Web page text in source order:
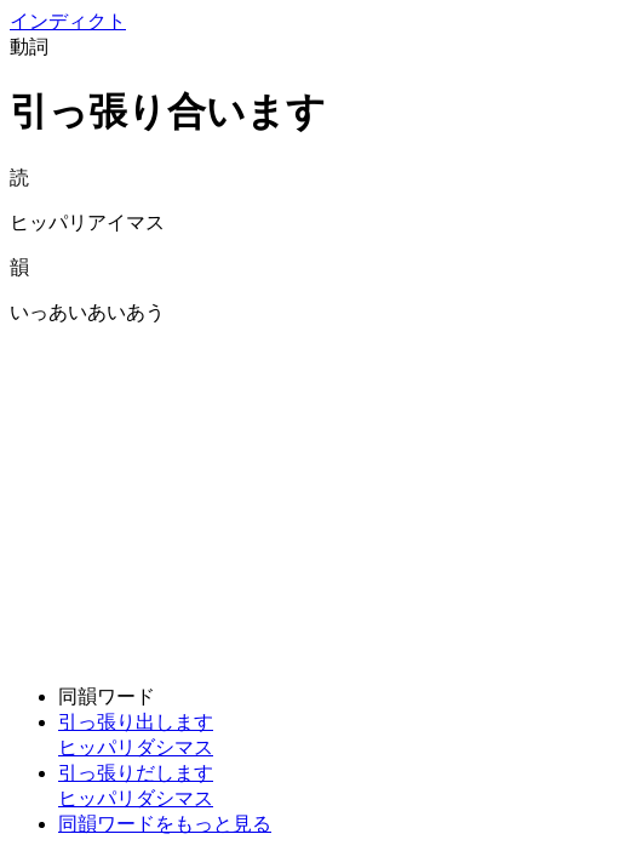
インディクト
動詞
引っ張り合います
読
ヒッパリアイマス
韻
いっあいあいあう
同韻ワード
引っ張り出します
ヒッパリダシマス
引っ張りだします
ヒッパリダシマス
同韻ワードをもっと見る